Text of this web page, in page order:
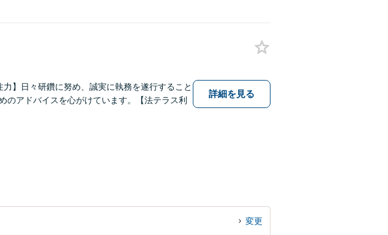
】日々研鑽に努め、誠実に執務を遂行すること
のアドバイスを心がけています。【法テラス利
詳細を見る
変更